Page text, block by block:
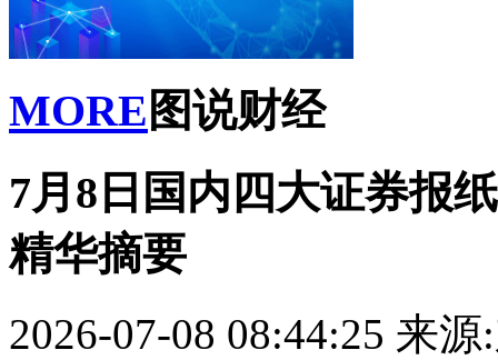
MORE 图说财经
7月8日国内四大证券报
精华摘要
2026-07-08 08:44:25 来源